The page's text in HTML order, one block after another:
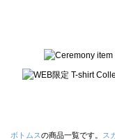
ボトムスの商品一覧です。 ス